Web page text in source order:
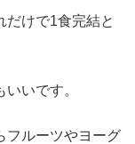
だけで1食完結と
いです。
フルーツやヨーグ